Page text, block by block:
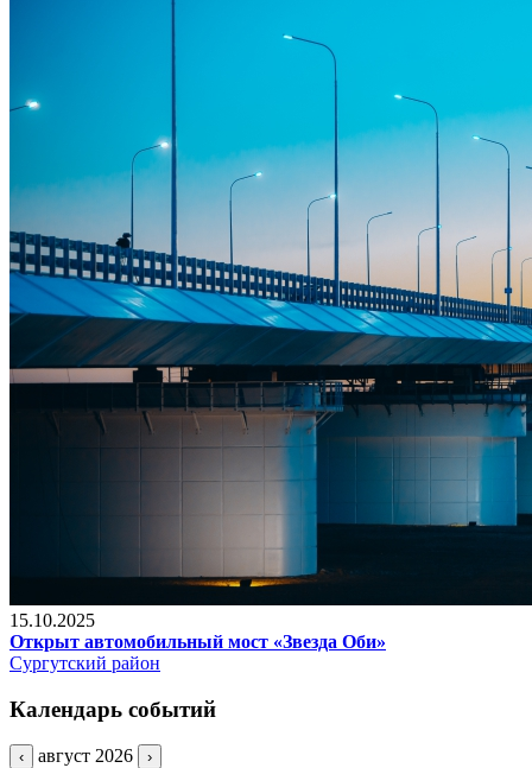
15.10.2025
Открыт автомобильный мост «Звезда Оби»
Сургутский район
Календарь событий
‹ август 2026 ›